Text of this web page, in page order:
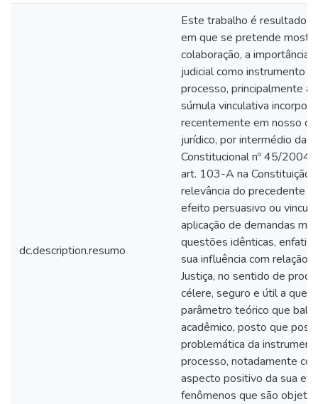
dc.description.resumo
Este trabalho é resultado
em que se pretende
colaboração, a importância
judicial como instrumento
processo, principalmente
súmula vinculativa
recentemente em nosso
jurídico, por intermédio da
Constitucional nº 45/2004,
art. 103-A na Constituição
relevância do precedente
efeito persuasivo ou
aplicação de demandas
questões idênticas,
sua influência com relação
Justiça, no sentido de
célere, seguro e útil a
parâmetro teórico que
acadêmico, posto que
problemática da
processo, notadamente
aspecto positivo da sua
fenômenos que são